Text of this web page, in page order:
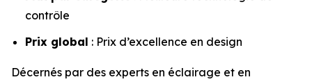
contrôle
Prix global : Prix d’excellence en design
Décernés par des experts en éclairage et en